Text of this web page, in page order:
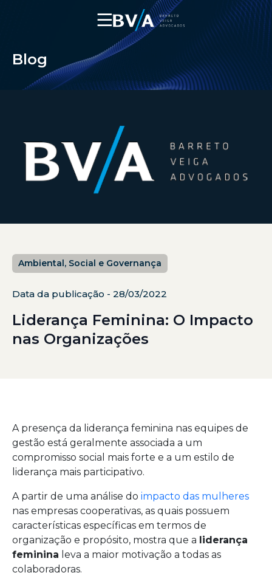
☰
Blog
Ambiental, Social e Governança
Data da publicação - 28/03/2022
Liderança Feminina: O Impacto
nas Organizações
A presença da liderança feminina nas equipes de
gestão está geralmente associada a um
compromisso social mais forte e a um estilo de
liderança mais participativo.
A partir de uma análise do impacto das mulheres
nas empresas cooperativas, as quais possuem
características específicas em termos de
organização e propósito, mostra que a liderança
feminina leva a maior motivação a todas as
colaboradoras.